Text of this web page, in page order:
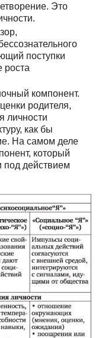
Это
поступки
роста
компонент.
родителя,
личности
как бы
На самом деле
который
под действием